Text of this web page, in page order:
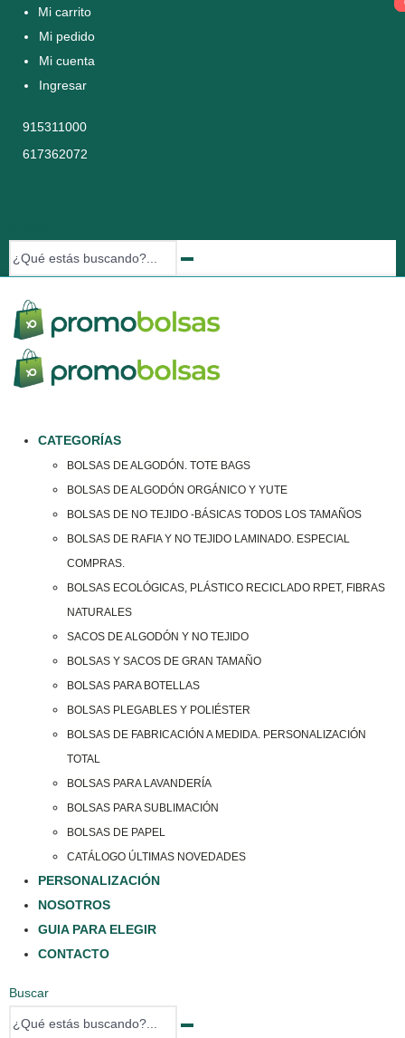
Mi carrito
Mi pedido
Mi cuenta
Ingresar
915311000
617362072
CATEGORÍAS
BOLSAS DE ALGODÓN. TOTE BAGS
BOLSAS DE ALGODÓN ORGÁNICO Y YUTE
BOLSAS DE NO TEJIDO -BÁSICAS TODOS LOS TAMAÑOS
BOLSAS DE RAFIA Y NO TEJIDO LAMINADO. ESPECIAL
COMPRAS.
BOLSAS ECOLÓGICAS, PLÁSTICO RECICLADO RPET, FIBRAS
NATURALES
SACOS DE ALGODÓN Y NO TEJIDO
BOLSAS Y SACOS DE GRAN TAMAÑO
BOLSAS PARA BOTELLAS
BOLSAS PLEGABLES Y POLIÉSTER
BOLSAS DE FABRICACIÓN A MEDIDA. PERSONALIZACIÓN
TOTAL
BOLSAS PARA LAVANDERÍA
BOLSAS PARA SUBLIMACIÓN
BOLSAS DE PAPEL
CATÁLOGO ÚLTIMAS NOVEDADES
PERSONALIZACIÓN
NOSOTROS
GUIA PARA ELEGIR
CONTACTO
Buscar